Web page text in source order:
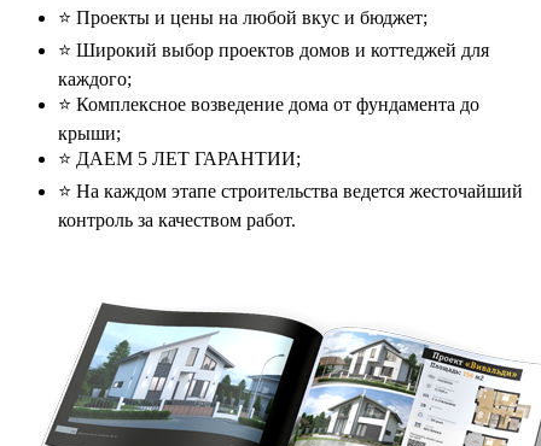
⭐️ Проекты и цены на любой вкус и бюджет;
⭐️ Широкий выбор проектов домов и коттеджей для
каждого;
⭐️ Комплексное возведение дома от фундамента до
крыши;
⭐️ ДАЕМ 5 ЛЕТ ГАРАНТИИ;
⭐️ На каждом этапе строительства ведется жесточайший
контроль за качеством работ.